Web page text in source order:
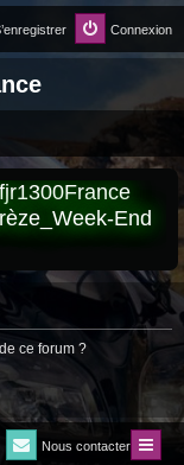
Connexion
End
ce forum ?
Nous contacter